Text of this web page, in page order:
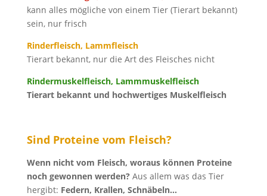
kann alles mögliche von einem Tier (Tierart bekannt)
sein, nur frisch
Rinderfleisch, Lammfleisch
Tierart bekannt, nur die Art des Fleisches nicht
Rindermuskelfleisch, Lammmuskelfleisch
Tierart bekannt und hochwertiges Muskelfleisch
Sind Proteine vom Fleisch?
Wenn nicht vom Fleisch, woraus können Proteine
noch gewonnen werden?Aus allem was das Tier
hergibt: Federn, Krallen, Schnäbeln…